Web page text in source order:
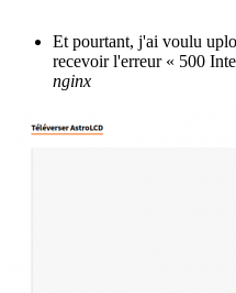
Et pourtant, j'ai voulu
recevoir l'erreur « 500
nginx